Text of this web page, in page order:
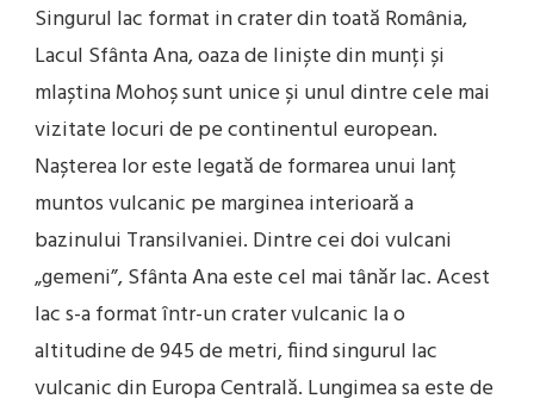
Singurul lac format in crater din toată România,
Lacul Sfânta Ana, oaza de liniște din munți și
mlaștina Mohoș sunt unice și unul dintre cele mai
vizitate locuri de pe continentul european.
Nașterea lor este legată de formarea unui lanț
muntos vulcanic pe marginea interioară a
bazinului Transilvaniei. Dintre cei doi vulcani
„gemeni”, Sfânta Ana este cel mai tânăr lac. Acest
lac s-a format într-un crater vulcanic la o
altitudine de 945 de metri, fiind singurul lac
vulcanic din Europa Centrală. Lungimea sa este de